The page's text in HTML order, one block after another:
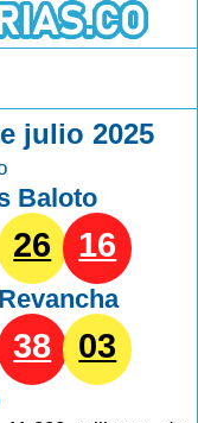
julio 2025
Baloto
26 16
Revancha
38 03